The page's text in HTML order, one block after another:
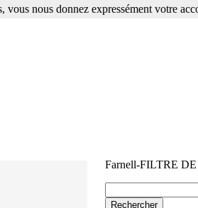
Farnell-FILTRE
nous donnez expressément votre